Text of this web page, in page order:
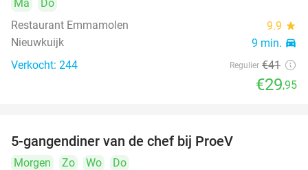
Ma
Do
Restaurant Emmamolen
9.9 star
Nieuwkuijk 9 min. directions_car
Verkocht: 244 Regulier €41
€29,95
5-gangendiner van de chef bij ProeV
Morgen Zo Wo
Do